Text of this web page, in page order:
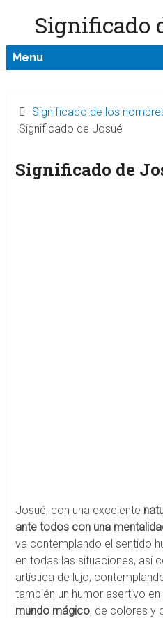
Significado
Menu
Significado de los
Significado de Josué
Significado de
Josué, con una excelente
ante todos con una
va contemplando el sentido
en todas las situaciones, así
artística de lujo,
también un humor asertivo
mundo mágico, de colores y